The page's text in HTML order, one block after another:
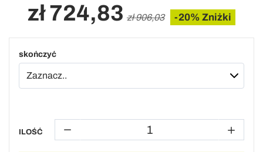
zł 724,83 zł 906,03 -20% Zniżki
skończyć
ILOŚĆ